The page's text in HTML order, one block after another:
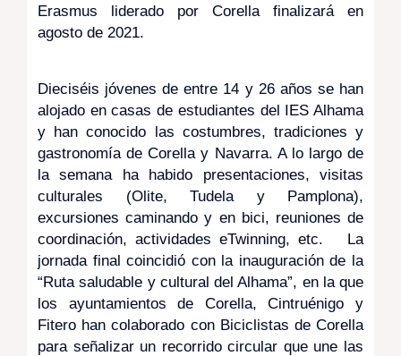
Erasmus liderado por Corella finalizará en
agosto de 2021.
Dieciséis jóvenes de entre 14 y 26 años se han
alojado en casas de estudiantes del IES Alhama
y han conocido las costumbres, tradiciones y
gastronomía de Corella y Navarra. A lo largo de
la semana ha habido presentaciones, visitas
culturales (Olite, Tudela y Pamplona),
excursiones caminando y en bici, reuniones de
coordinación, actividades eTwinning, etc. La
jornada final coincidió con la inauguración de la
“Ruta saludable y cultural del Alhama”, en la que
los ayuntamientos de Corella, Cintruénigo y
Fitero han colaborado con Biciclistas de Corella
para señalizar un recorrido circular que une las